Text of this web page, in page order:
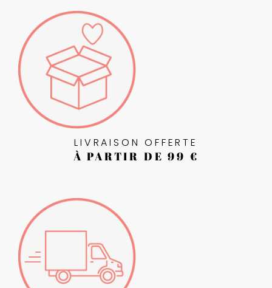
LIVRAISON OFFERTE
À PARTIR DE 99 €